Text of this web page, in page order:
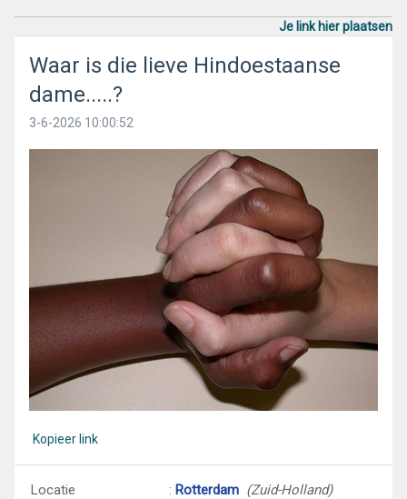
Je link hier plaatsen
Waar is die lieve Hindoestaanse
dame.....?
3-6-2026 10:00:52
Kopieer link
Locatie : Rotterdam (Zuid-Holland)